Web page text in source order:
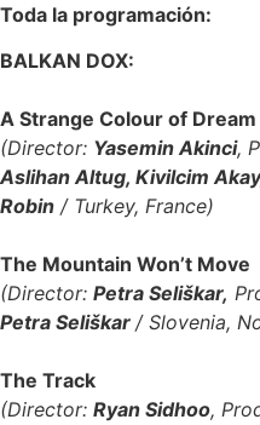
Toda la programación:
BALKAN DOX:
A Strange Colour of Dream
(Director: Yasemin Akinci,
Aslihan Altug, Kivilcim
Robin / Turkey, France)
The Mountain Won’t Move
(Director: Petra Seliškar,
Petra Seliškar / Slovenia,
The Track
(Director: Ryan Sidhoo,